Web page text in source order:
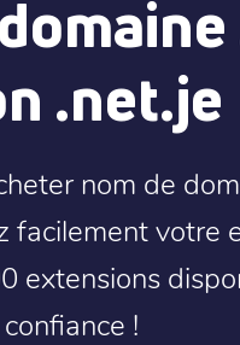
.net.je
nom de
facilement votre
extensions
!